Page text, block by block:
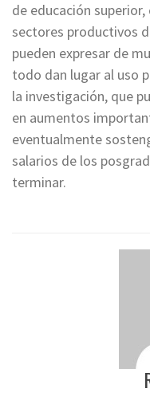
de educación
sectores productivos
pueden expresar de
todo dan lugar al uso
la investigación, que
en aumentos
eventualmente
salarios de los
terminar.